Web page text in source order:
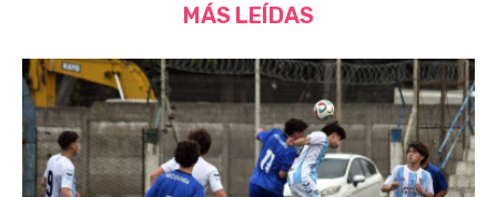
MÁS LEÍDAS